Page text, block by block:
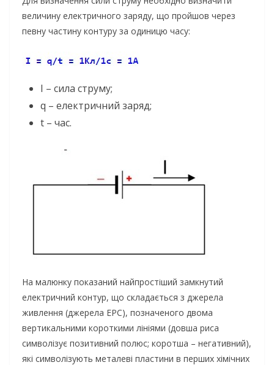
величину електричного заряду, що пройшов через
певну частину контуру за одиницю часу:
I – сила струму;
q – електричний заряд;
t – час.
На малюнку показаний найпростіший замкнутий
електричний контур, що складається з джерела
живлення (джерела ЕРС), позначеного двома
вертикальними короткими лініями (довша риса
символізує позитивний полюс; коротша – негативний),
які символізують металеві пластини в перших хімічних